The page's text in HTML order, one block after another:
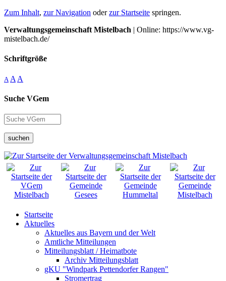
Zum Inhalt, zur Navigation oderzur Startseite springen.
Verwaltungsgemeinschaft Mistelbach | Online: https://www.vg-
mistelbach.de/
Schriftgröße
A A A
Suche VGem
suchen
Startseite
Aktuelles
Aktuelles aus Bayern und der Welt
Amtliche Mitteilungen
Mitteilungsblatt / Heimatbote
Archiv Mitteilungsblatt
gKU "Windpark Pettendorfer Rangen"
Stromertrag